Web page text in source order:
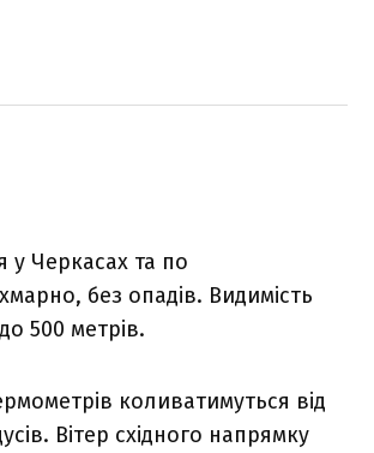
у Черкасах та по
хмарно, без опадів. Видимість
500 метрів.
коливатимуться від
Вітер східного напрямку